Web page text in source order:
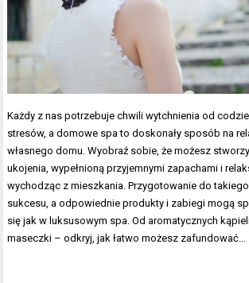
Każdy z nas potrzebuje chwili wytchnienia od
stresów, a domowe spa to doskonały sposób na
własnego domu. Wyobraź sobie, że możesz
ukojenia, wypełnioną przyjemnymi zapachami i
wychodząc z mieszkania. Przygotowanie do
sukcesu, a odpowiednie produkty i zabiegi mogą
się jak w luksusowym spa. Od aromatycznych
maseczki – odkryj, jak łatwo możesz zafundować…